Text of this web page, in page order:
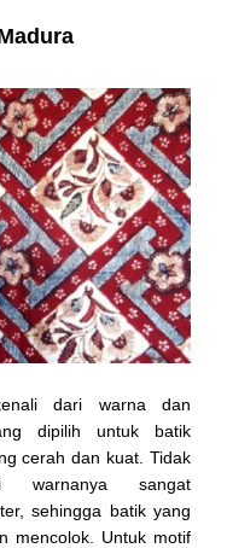
dari warna dan
dipilih untuk batik
cerah dan kuat. Tidak
warnanya sangat
sehingga batik yang
mencolok. Untuk motif